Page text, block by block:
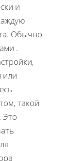
и
Обычно
.
или
такой
Это